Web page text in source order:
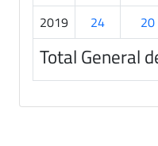
2019
24 20
Total General